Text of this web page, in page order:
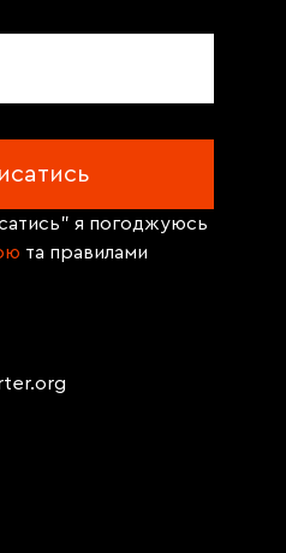
я погоджуюсь
та правилами